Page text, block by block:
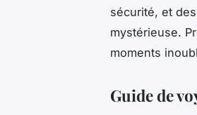
sécurité, et
mystérieuse.
moments
Guide de